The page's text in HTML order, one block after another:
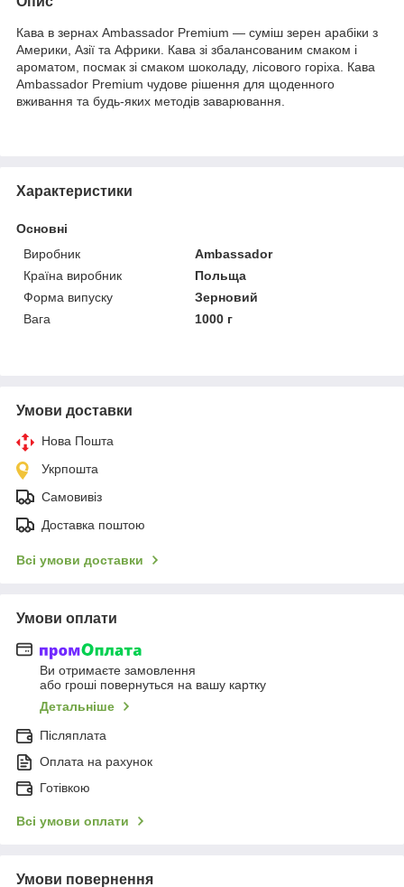
Кава в зернах Ambassador Premium — суміш зерен арабіки з
Америки, Азії та Африки. Кава зі збалансованим смаком і
ароматом, посмак зі смаком шоколаду, лісового горіха. Кава
Ambassador Premium чудове рішення для щоденного
вживання та будь-яких методів заварювання.
Характеристики
Основні
Виробник
Ambassador
Країна виробник
Польща
Форма випуску
Зерновий
Вага
1000 г
Умови доставки
Нова Пошта
Укрпошта
Самовивіз
Доставка поштою
Всі умови доставки
Умови оплати
Ви отримаєте замовлення
або гроші повернуться на вашу картку
Детальніше
Післяплата
Оплата на рахунок
Готівкою
Всі умови оплати
Умови повернення